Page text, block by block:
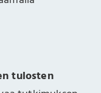
tulosten